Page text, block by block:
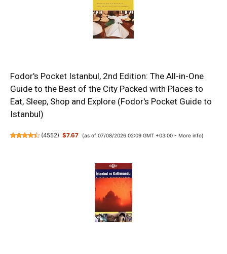
Fodor's Pocket Istanbul, 2nd Edition: The All-in-One
Guide to the Best of the City Packed with Places to
Eat, Sleep, Shop and Explore (Fodor's Pocket Guide to
Istanbul)
(4552) $7.67 (as of 07/08/2026 02:09 GMT +03:00 - More info)